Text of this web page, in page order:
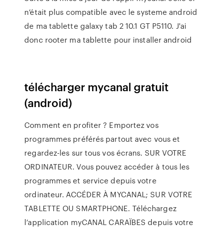
n’était plus compatible avec le systeme android
de ma tablette galaxy tab 2 10.1 GT P5110. J'ai
donc rooter ma tablette pour installer android
télécharger mycanal gratuit
(android)
Comment en profiter ? Emportez vos
programmes préférés partout avec vous et
regardez-les sur tous vos écrans. SUR VOTRE
ORDINATEUR. Vous pouvez accéder à tous les
programmes et service depuis votre
ordinateur. ACCÉDER À MYCANAL; SUR VOTRE
TABLETTE OU SMARTPHONE. Téléchargez
l’application myCANAL CARAÏBES depuis votre